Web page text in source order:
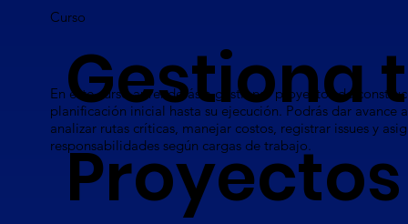
Gestiona
Curso
En este curso aprenderás a gestionar proyectos de
planificación inicial hasta su ejecución. Podrás dar avance
analizar rutas críticas, manejar costos, registrar issues y
responsabilidades según cargas de trabajo.